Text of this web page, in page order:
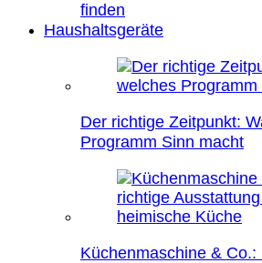
finden
Haushaltsgeräte
Der richtige Zeitpunkt:
Programm Sinn macht
Küchenmaschine & Co.: